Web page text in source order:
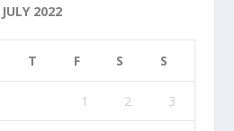
JULY 2022
T F S S
1 2 3